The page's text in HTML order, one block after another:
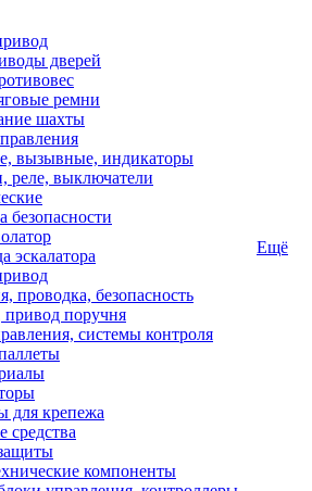
дверей
ремни
шахты
вызывные, индикаторы
реле, выключатели
безопасности
эскалатора
проводка, безопасность
привод поручня
системы контроля
для крепежа
средства
компоненты
Ещё